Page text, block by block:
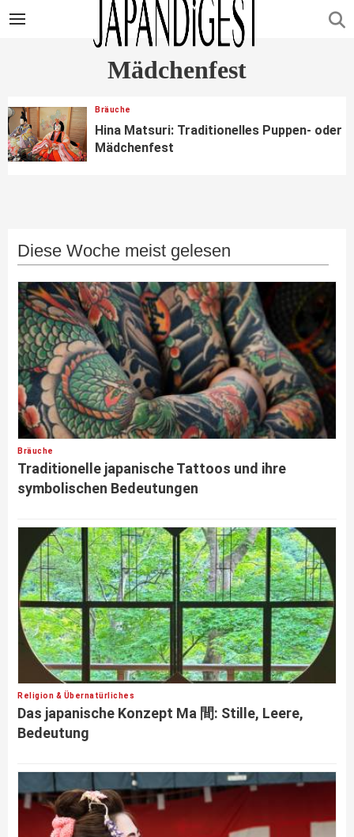
Mädchenfest
Bräuche
Hina Matsuri: Traditionelles Puppen- oder
Mädchenfest
Diese Woche meist gelesen
Bräuche
Traditionelle japanische Tattoos und ihre
symbolischen Bedeutungen
Religion & Übernatürliches
Das japanische Konzept Ma 間: Stille, Leere,
Bedeutung